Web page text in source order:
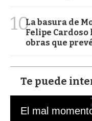
10La basura de
Felipe Cardoso
obras que
Te puede